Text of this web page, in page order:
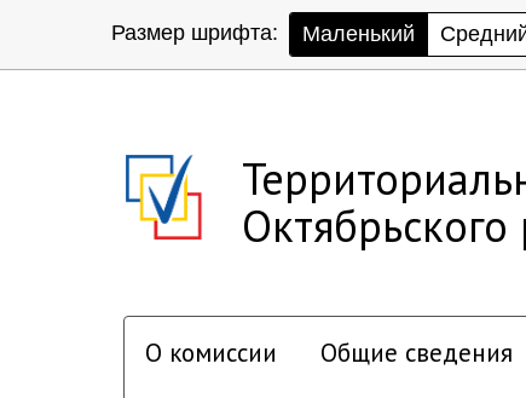
Размер шрифта: Маленький
О комиссии Общие сведения